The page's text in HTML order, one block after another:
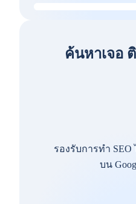
ค้นหาเจอ
รองรับการทำ
บน